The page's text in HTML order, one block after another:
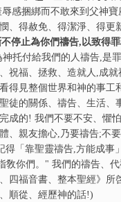
感捆綁而不敢來到父神
、得赦免、得潔淨、得更
停止為你們禱告,以致得
神托付給我們的人禱告,是
祝福、拯救、造就人,成
得見整個世界和神的事工
徒的關係、禱告、生活、
成的! 我們不要不安、懼
、親友擔心,乃要禱告;不
得「靠聖靈禱告,方能成事
敎你們。" 我們的禱告、
四福音書、整本聖經》所
順從、經歷神的話!)